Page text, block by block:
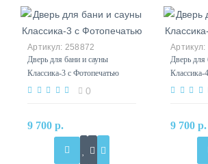
258872
Дверь для бани и сауны
Классика-3 с Фотопечатью
0
9 700 р.
Дверь для
Классика-
9 700 р.